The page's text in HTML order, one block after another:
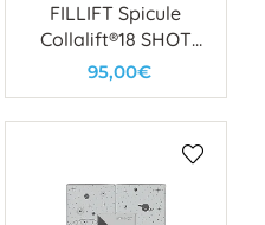
FILLIFT Spicule
Collalift®18 SHOT
serum INTENSE
95,00€